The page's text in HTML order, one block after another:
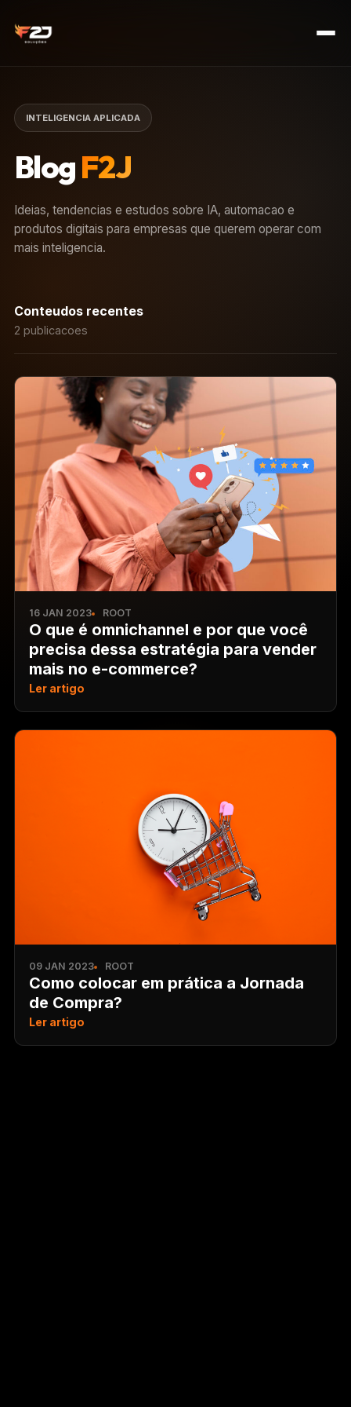
INTELIGENCIA APLICADA
BlogF2J
Ideias, tendencias e estudos sobre IA, automacao e
produtos digitais para empresas que querem operar com
mais inteligencia.
Conteudos recentes
2 publicacoes
16 JAN 2023 ROOT
O que é omnichannel e por que você
precisa dessa estratégia para vender
mais no e-commerce?
Ler artigo
09 JAN 2023 ROOT
Como colocar em prática a Jornada
de Compra?
Ler artigo